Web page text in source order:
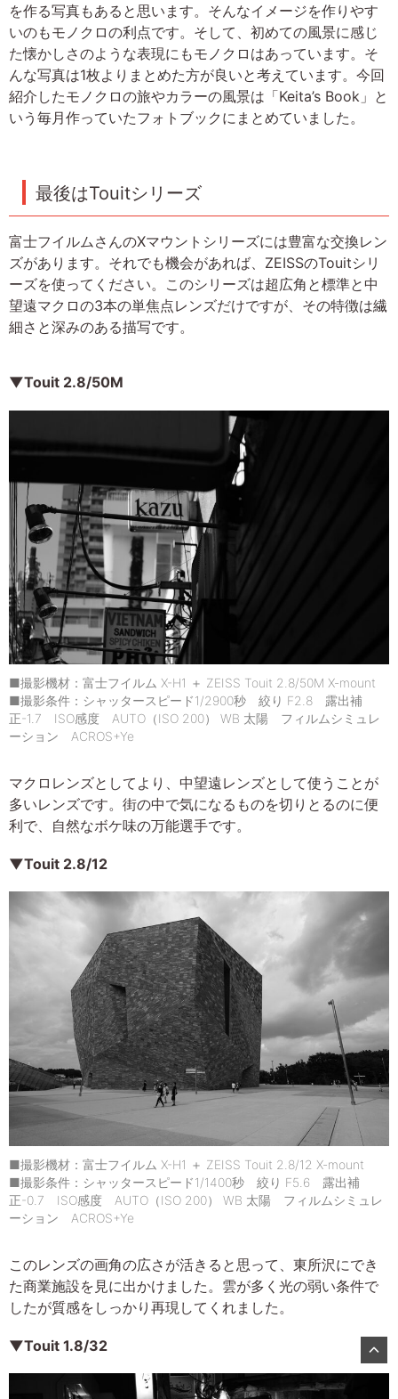
を作る写真もあると思います。そんなイメージを作りやす
いのもモノクロの利点です。そして、初めての風景に感じ
た懐かしさのような表現にもモノクロはあっています。そ
んな写真は1枚よりまとめた方が良いと考えています。今回
紹介したモノクロの旅やカラーの風景は「Keita’s Book」と
いう毎月作っていたフォトブックにまとめていました。
最後はTouitシリーズ
富士フイルムさんのXマウントシリーズには豊富な交換レン
ズがあります。それでも機会があれば、ZEISSのTouitシリ
ーズを使ってください。このシリーズは超広角と標準と中
望遠マクロの3本の単焦点レンズだけですが、その特徴は繊
細さと深みのある描写です。
▼Touit 2.8/50M
■撮影機材：富士フイルム X-H1 ＋ ZEISS Touit 2.8/50M X-mount
■撮影条件：シャッタースピード1/2900秒 絞り F2.8 露出補
正-1.7 ISO感度 AUTO（ISO 200） WB 太陽 フィルムシミュレ
ーション ACROS+Ye
マクロレンズとしてより、中望遠レンズとして使うことが
多いレンズです。街の中で気になるものを切りとるのに便
利で、自然なボケ味の万能選手です。
▼Touit 2.8/12
■撮影機材：富士フイルム X-H1 ＋ ZEISS Touit 2.8/12 X-mount
■撮影条件：シャッタースピード1/1400秒 絞り F5.6 露出補
正-0.7 ISO感度 AUTO（ISO 200） WB 太陽 フィルムシミュレ
ーション ACROS+Ye
このレンズの画角の広さが活きると思って、東所沢にでき
た商業施設を見に出かけました。雲が多く光の弱い条件で
したが質感をしっかり再現してくれました。
▼Touit 1.8/32